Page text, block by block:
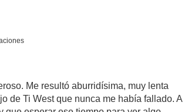
Me resultó aburridísima, muy lenta
de Ti West que nunca me había fallado. A